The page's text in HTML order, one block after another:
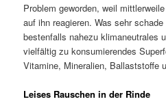
Problem geworden, weil
auf ihn reagieren. Was sehr
bestenfalls nahezu klimaneutrales
vielfältig zu konsumierendes
Vitamine, Mineralien, Ballaststoffe
Leises Rauschen in der Rinde